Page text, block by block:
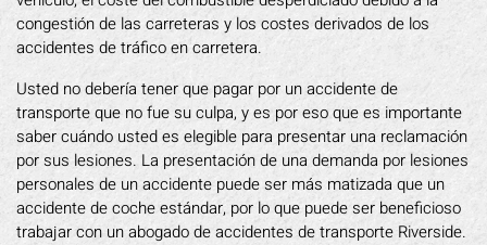
congestión de las carreteras y los costes derivados de los
accidentes de tráfico en carretera.
Usted no debería tener que pagar por un accidente de
transporte que no fue su culpa, y es por eso que es importante
saber cuándo usted es elegible para presentar una reclamación
por sus lesiones. La presentación de una demanda por lesiones
personales de un accidente puede ser más matizada que un
accidente de coche estándar, por lo que puede ser beneficioso
trabajar con un abogado de accidentes de transporte Riverside.